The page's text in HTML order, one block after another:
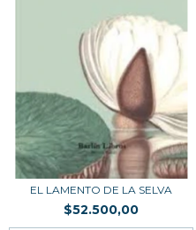
EL LAMENTO DE LA SELVA
$52.500,00